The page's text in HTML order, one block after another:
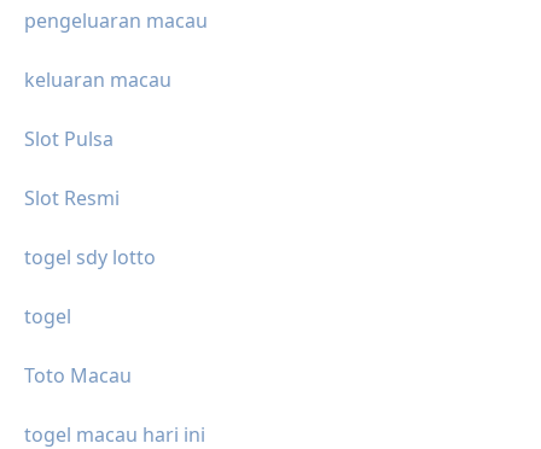
pengeluaran macau
keluaran macau
Slot Pulsa
Slot Resmi
togel sdy lotto
togel
Toto Macau
togel macau hari ini